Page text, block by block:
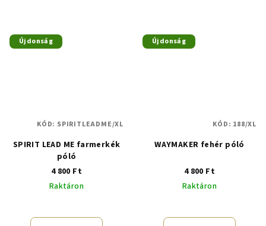
Újdonság
SPIRIT LEAD ME farmerkék
póló
4 800 Ft
Raktáron
KÓD: SPIRITLEADME/XL
Újdonság
WAYMAKER fehér póló
4 800 Ft
Raktáron
termék
KÓD: 188/XL